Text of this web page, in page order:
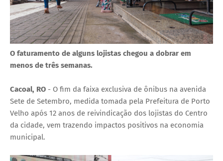
O faturamento de alguns lojistas chegou a dobrar em
menos de três semanas.
Cacoal, RO - O fim da faixa exclusiva de ônibus na avenida
Sete de Setembro, medida tomada pela Prefeitura de Porto
Velho após 12 anos de reivindicação dos lojistas do Centro
da cidade, vem trazendo impactos positivos na economia
municipal.